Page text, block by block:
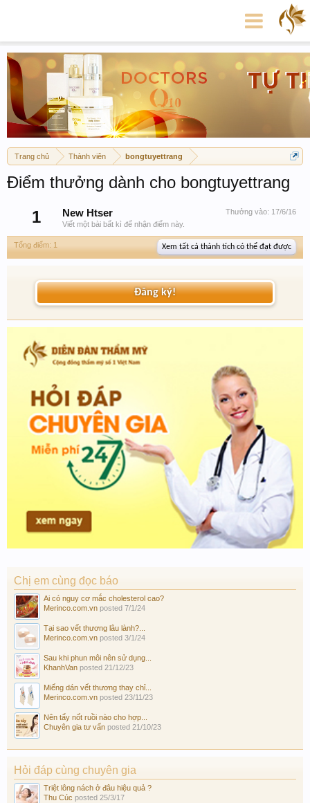
Trang chủ Thành viên bongtuyettrang
Điểm thưởng dành cho bongtuyettrang
1
Thưởng vào: 17/6/16
New Htser
Viết một bài bất kì để nhận điểm này.
Tổng điểm: 1 Xem tất cả thành tích có thể đạt được
Đăng ký!
Chị em cùng đọc báo
Ai có nguy cơ mắc cholesterol cao?
Merinco.com.vn posted 7/1/24
Tại sao vết thương lâu lành?...
Merinco.com.vn posted 3/1/24
Sau khi phun môi nên sử dụng...
KhanhVan posted 21/12/23
Miếng dán vết thương thay chỉ...
Merinco.com.vn posted 23/11/23
Nên tẩy nốt ruồi nào cho hợp...
Chuyên gia tư vấn posted 21/10/23
Hỏi đáp cùng chuyên gia
Triệt lông nách ở đâu hiệu quả ?
Thu Cúc posted 25/3/17